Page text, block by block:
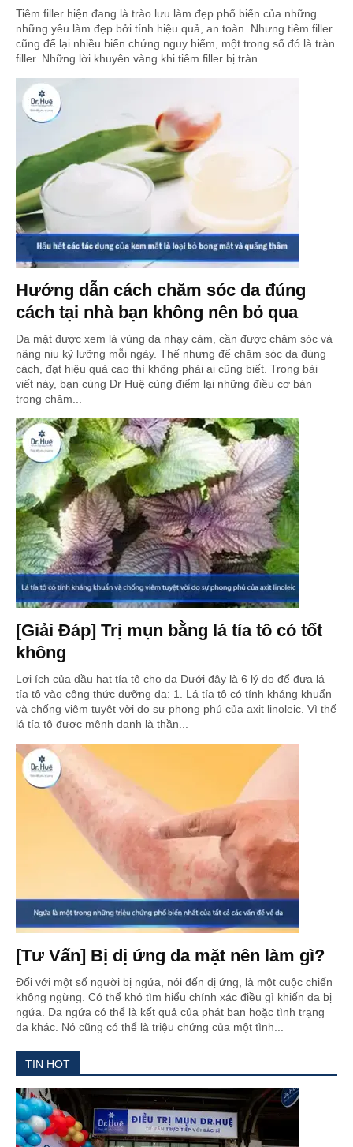
Tiêm filler hiện đang là trào lưu làm đẹp phổ biến của những
những yêu làm đẹp bởi tính hiệu quả, an toàn. Nhưng tiêm filler
cũng để lại nhiều biến chứng nguy hiểm, một trong số đó là tràn
filler. Những lời khuyên vàng khi tiêm filler bị tràn
Hướng dẫn cách chăm sóc da đúng
cách tại nhà bạn không nên bỏ qua
Da mặt được xem là vùng da nhạy cảm, cần được chăm sóc và
nâng niu kỹ lưỡng mỗi ngày. Thế nhưng để chăm sóc da đúng
cách, đạt hiệu quả cao thì không phải ai cũng biết. Trong bài
viết này, bạn cùng Dr Huệ cùng điểm lại những điều cơ bản
trong chăm...
[Giải Đáp] Trị mụn bằng lá tía tô có tốt
không
Lợi ích của dầu hạt tía tô cho da Dưới đây là 6 lý do để đưa lá
tía tô vào công thức dưỡng da: 1. Lá tía tô có tính kháng khuẩn
và chống viêm tuyệt vời do sự phong phú của axit linoleic. Vì thế
lá tía tô được mệnh danh là thần...
[Tư Vấn] Bị dị ứng da mặt nên làm gì?
Đối với một số người bị ngứa, nói đến dị ứng, là một cuộc chiến
không ngừng. Có thể khó tìm hiểu chính xác điều gì khiến da bị
ngứa. Da ngứa có thể là kết quả của phát ban hoặc tình trạng
da khác. Nó cũng có thể là triệu chứng của một tình...
TIN HOT